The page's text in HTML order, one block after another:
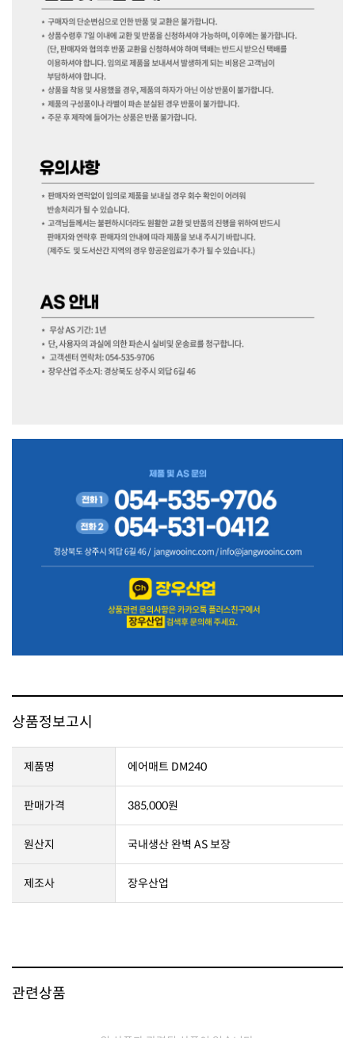
상품정보고시
제품명 에어매트 DM240
판매가격 385,000원
원산지 국내생산 완벽 AS 보장
제조사 장우산업
관련상품